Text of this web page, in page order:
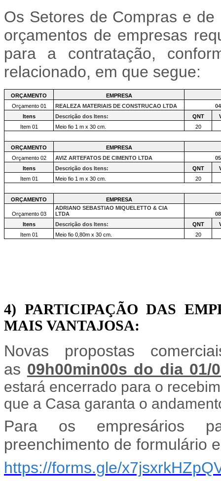
Os Setores de Compras e
orçamentos de empresas
para a contratação,
relacionado, em que segue:
ORÇAMENTO
EMPRESA
Orçamento 01
REALEZA MATERIAIS DE CONSTRUCAO LTDA
Itens
Descrição dos Itens: QNT
Item 01
Meio fio 1 m x 30 cm. 20
ORÇAMENTO
EMPRESA
Orçamento 02
AVIZ ARTEFATOS DE CIMENTO LTDA
Itens
Descrição dos Itens: QNT
Item 01
Meio fio 1 m x 30 cm. 20
ORÇAMENTO EMPRESA
Orçamento 03
ADRIANO SEBASTIAO MIQUELETTO & CIA
LTDA
Itens
Descrição dos Itens: QNT
Item 01
Meio fio 0,80m x 30 cm. 20
4) PARTICIPAÇÃO DAS
MAIS VANTAJOSA:
Novas propostas
as 09h00min00s do dia 01/
estará encerrado para o
que a Casa garanta o
Para os empresários
preenchimento de formulário
https://forms.gle/